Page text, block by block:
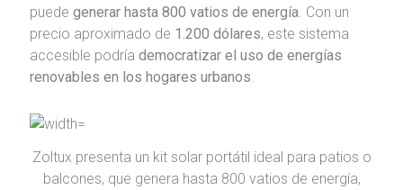
puede generar hasta 800 vatios de energía . Con un
precio aproximado de 1.200 dólares, este sistema
accesible podría democratizar el uso de energías
renovables en los hogares urbanos
Zoltux presenta un kit solar portátil ideal para patios o
balcones, que genera hasta 800 vatios de energía,